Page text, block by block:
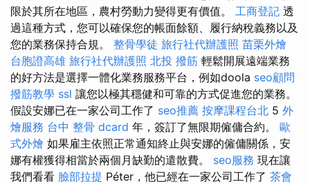
限於其所在地區，農村勞動力變得更有價值。 工商登記 透
過這種方式，您可以確保您的帳面餘額、履行納稅義務以及
您的業務保持合規。 整骨學徒 旅行社代辦護照 苗栗外燴
台胞證高雄 旅行社代辦護照 北投 撥筋 輕鬆開展遠端業務
的好方法是選擇一體化業務服務平台，例如doola seo顧問
撥筋教學 ssl 讓您以極其穩健和可靠的方式促進您的業務。
假設安娜已在一家公司工作了 seo推薦 按摩課程台北 5 外
燴服務 台中 整骨 dcard 年，簽訂了無限期僱傭合約。 歐
式外燴 如果雇主依照正常通知終止與安娜的僱傭關係，安
娜有權獲得相當於兩個月缺勤的遣散費。 seo服務 現在讓
我們看看 臉部拉提 Péter，他已經在一家公司工作了 茶會